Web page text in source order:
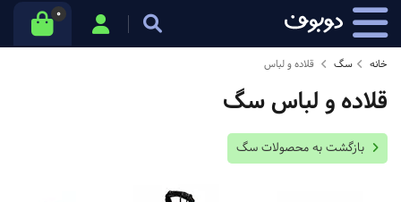
0
خانه سگ قلاده و لباس
قلاده و لباس سگ
بازگشت به محصولات سگ